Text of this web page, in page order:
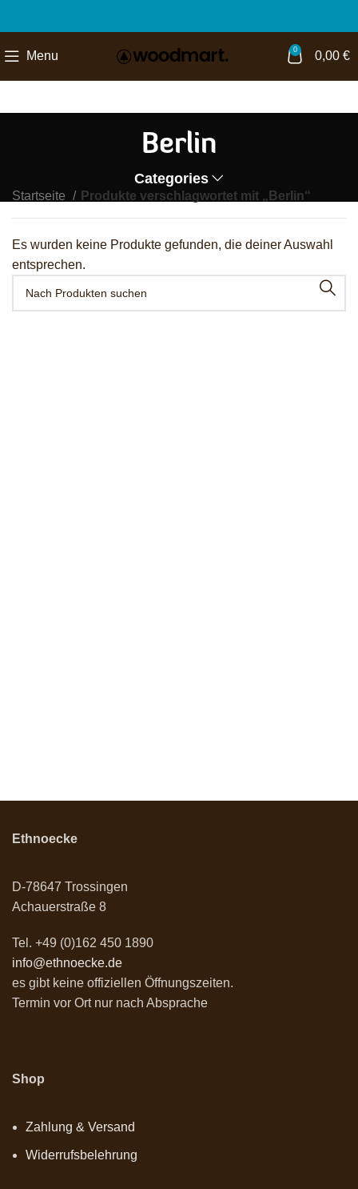
Menu 0 0,00 €
Berlin
Categories
Startseite Produkte verschlagwortet mit „Berlin“
Es wurden keine Produkte gefunden, die deiner Auswahl
entsprechen.
Ethnoecke
D-78647 Trossingen
Achauerstraße 8
Tel. +49 (0)162 450 1890
info@ethnoecke.de
es gibt keine offiziellen Öffnungszeiten.
Termin vor Ort nur nach Absprache
Shop
Zahlung & Versand
Widerrufsbelehrung